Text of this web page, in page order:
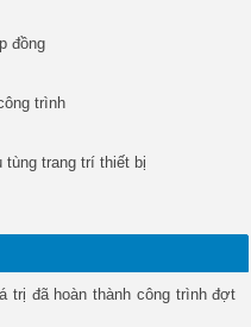
đồng
trình
tùng trang trí thiết bị
trị đã hoàn thành công trình đợt